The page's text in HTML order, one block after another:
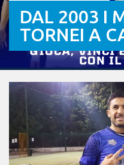
DAL 2003 I
TORNEI A